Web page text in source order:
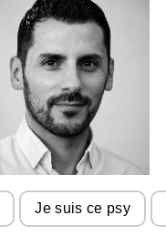
Je suis ce psy